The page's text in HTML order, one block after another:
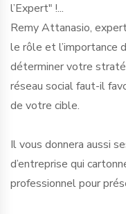
l’Expert" !...
Remy Attanasio,
le rôle et l’importance
déterminer votre
réseau social faut-il
de votre cible.
Il vous donnera aussi
d’entreprise qui
professionnel pour